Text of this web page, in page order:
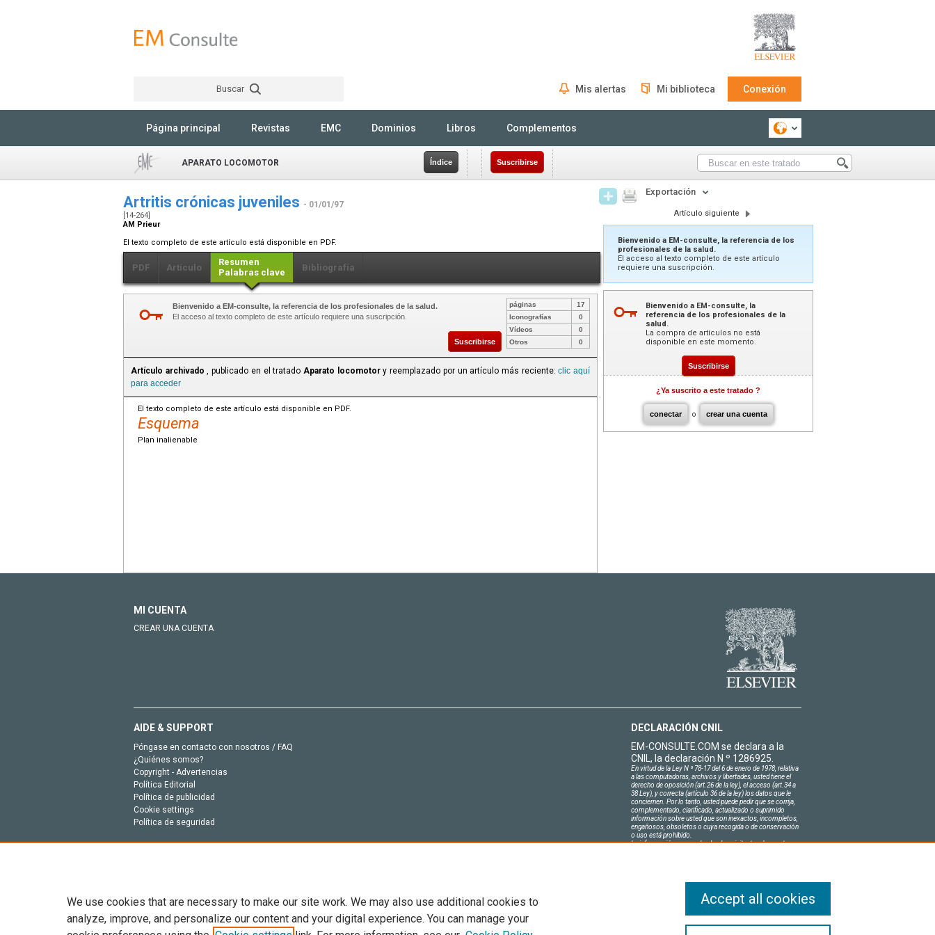
Buscar Mis alertas Mi biblioteca Conexión
Página principal Revistas EMC Dominios Libros Complementos
APARATO LOCOMOTOR Índice Suscribirse
Artritis crónicas juveniles - 01/01/97
[14-264]
AM Prieur
El texto completo de este artículo está disponible en PDF.
PDF Artículo
Resumen
Palabras clave
Bibliografía
Bienvenido a EM-consulte, la referencia de los profesionales de la salud.
El acceso al texto completo de este artículo requiere una suscripción.
Suscribirse
páginas
17
Iconografías
0
Vídeos
0
Otros
0
Artículo archivado , publicado en el tratado Aparato locomotory reemplazado por un artículo más reciente:clic aquí
para acceder
El texto completo de este artículo está disponible en PDF.
Esquema
Plan inalienable
Exportación
Artículo siguiente
Bienvenido a EM-consulte, la referencia de los
profesionales de la salud.
El acceso al texto completo de este artículo
requiere una suscripción.
Bienvenido a EM-consulte, la
referencia de los profesionales de la
salud.
La compra de artículos no está
disponible en este momento.
Suscribirse
¿Ya suscrito a este tratado ?
conectar o crear una cuenta
MI CUENTA
CREAR UNA CUENTA
AIDE & SUPPORT
Póngase en contacto con nosotros / FAQ
¿Quiénes somos?
Copyright - Advertencias
Política Editorial
Política de publicidad
Cookie settings
Política de seguridad
DECLARACIÓN CNIL
EM-CONSULTE.COM se declara a la
CNIL, la declaración N º 1286925.
En virtud de la Ley N º 78-17 del 6 de enero de 1978, relativa
a las computadoras, archivos y libertades, usted tiene el
derecho de oposición (art.26 de la ley), el acceso (art.34 a
38 Ley), y correcta (artículo 36 de la ley) los datos que le
conciernen. Por lo tanto, usted puede pedir que se corrija,
complementado, clarificado, actualizado o suprimido
información sobre usted que son inexactos, incompletos,
engañosos, obsoletos o cuya recogida o de conservación
o uso está prohibido.
La información personal sobre los visitantes de nuestro
We use cookies that are necessary to make our site work. We may also use additional cookies to
analyze, improve, and personalize our content and your digital experience. You can manage your
Accept all cookies